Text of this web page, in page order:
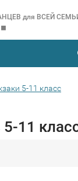
для ВСЕЙ
◼
5-11 класс
11